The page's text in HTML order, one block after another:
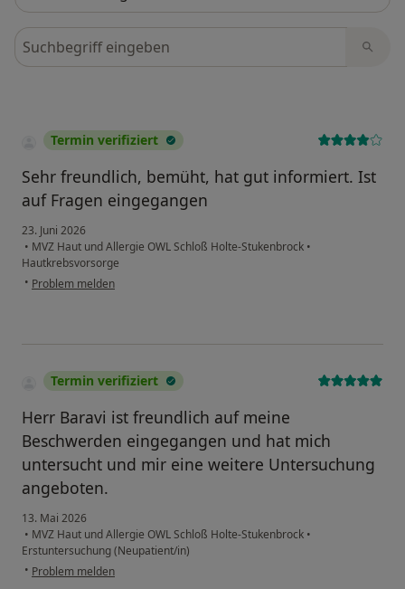
Bewertungen durchsuchen
Termin verifiziert
Sehr freundlich, bemüht, hat gut informiert. Ist
auf Fragen eingegangen
23. Juni 2026
• MVZ Haut und Allergie OWL Schloß Holte-Stukenbrock •
Hautkrebsvorsorge
• Problem melden
Termin verifiziert
Herr Baravi ist freundlich auf meine
Beschwerden eingegangen und hat mich
untersucht und mir eine weitere Untersuchung
angeboten.
13. Mai 2026
• MVZ Haut und Allergie OWL Schloß Holte-Stukenbrock •
Erstuntersuchung (Neupatient/in)
• Problem melden